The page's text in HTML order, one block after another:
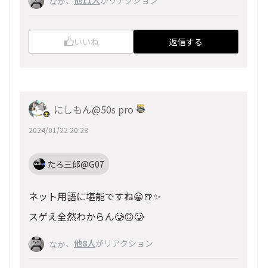
いいね 返信する
にしもん@50s pro
2024/01/22 20:23
たろ三郎@G07
ネット用語に堪能ですね😀🍺✨
スゲえ全然わからん🥲🙃🥲
なか、 他8人がリアクション